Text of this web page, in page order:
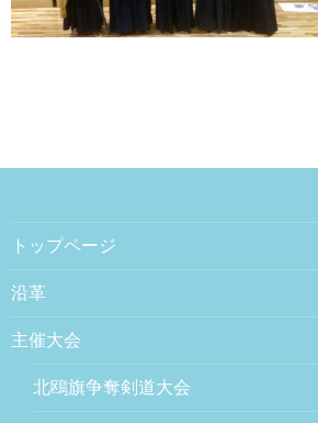
トップページ
沿革
主催大会
北鴎旗争奪剣道大会